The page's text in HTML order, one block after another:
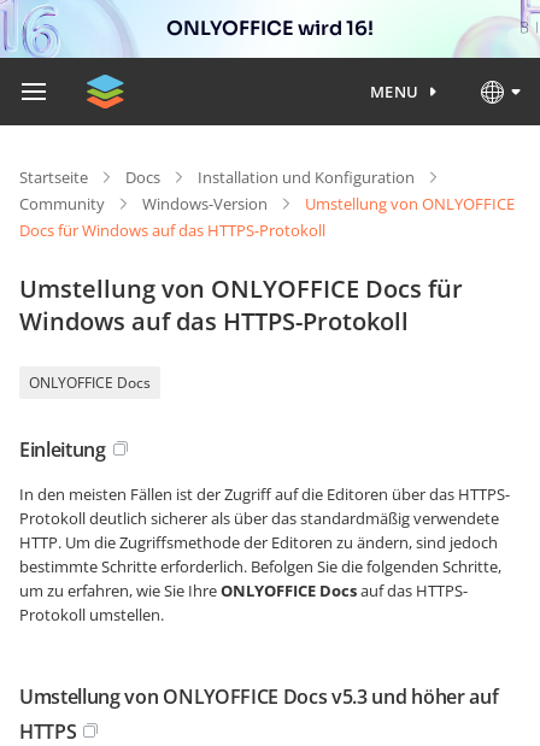
ONLYOFFICE wird 16!
MENU
Startseite Docs
Installation und Konfiguration
Community
Windows-Version
Umstellung von ONLYOFFICE
Docs für Windows auf das HTTPS-Protokoll
Umstellung von ONLYOFFICE Docs für
Windows auf das HTTPS-Protokoll
ONLYOFFICE Docs
Einleitung
In den meisten Fällen ist der Zugriff auf die Editoren über das HTTPS-
Protokoll deutlich sicherer als über das standardmäßig verwendete
HTTP. Um die Zugriffsmethode der Editoren zu ändern, sind jedoch
bestimmte Schritte erforderlich. Befolgen Sie die folgenden Schritte,
um zu erfahren, wie Sie IhreONLYOFFICE Docsauf das HTTPS-
Protokoll umstellen.
Umstellung von ONLYOFFICE Docs v5.3 und höher auf
HTTPS